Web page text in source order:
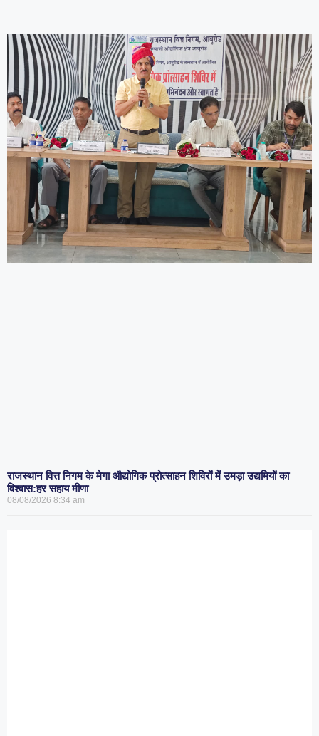
राजस्थान वित्त निगम के मेगा औद्योगिक प्रोत्साहन शिविरों में उमड़ा उद्यमियों का
विश्वास:हर सहाय मीणा
08/08/2026 8:34 am